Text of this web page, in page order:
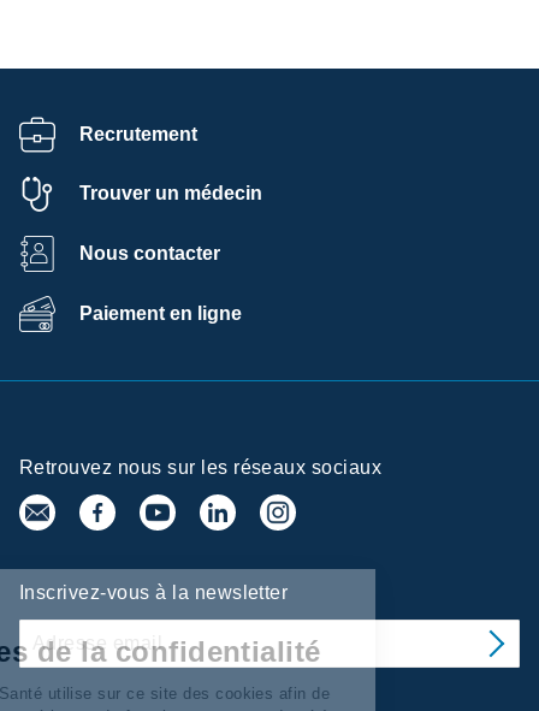
Recrutement
Trouver un médecin
Nous contacter
Paiement en ligne
Retrouvez nous sur les réseaux sociaux
Inscrivez-vous à la newsletter
de
de la
Services/Santé utilise sur ce site des cookies afin de